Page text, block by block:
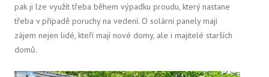
pak ji lze využít třeba během výpadku proudu, který nastane
třeba v případě poruchy na vedení. O solární panely mají
zájem nejen lidé, kteří mají nové domy, ale i majitelé starších
domů.